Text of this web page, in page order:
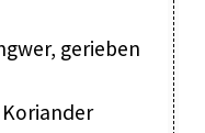
gerieben